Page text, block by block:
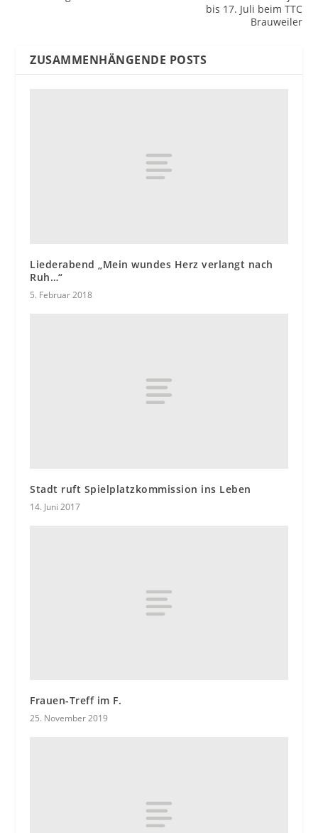
bis 17. Juli beim TTC
Brauweiler
ZUSAMMENHÄNGENDE POSTS
Liederabend „Mein wundes Herz verlangt nach
Ruh…“
5. Februar 2018
Stadt ruft Spielplatzkommission ins Leben
14. Juni 2017
Frauen-Treff im F.
25. November 2019